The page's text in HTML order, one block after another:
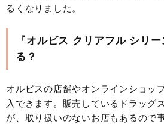
るくなりました。
『オルビス クリアフル シリ
る？
オルビスの店舗やオンラインショッ
入できます。販売しているドラッグ
が、取り扱いのないお店もあるので